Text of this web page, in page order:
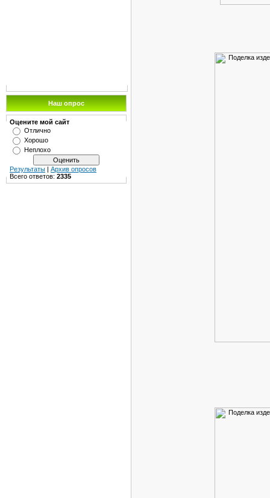
Наш опрос
Оцените мой сайт
Отлично
Хорошо
Неплохо
Результаты | Архив опросов
Всего ответов: 2335